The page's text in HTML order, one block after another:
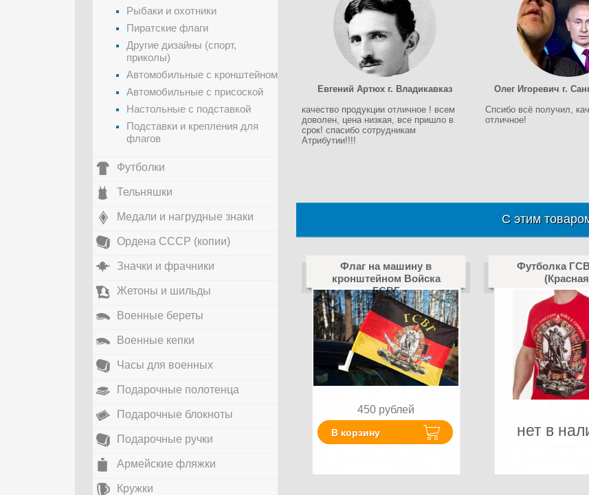
Евгений Артюх г. Владикавказ
качество продукции отличное ! всем
доволен, цена низкая, все пришло в
срок! спасибо сотрудникам
Атрибутии!!!!
Олег Игоревич г.
Спсибо всё получил,
отличное!
С этим
Флаг на машину в
кронштейном Войска
ГСВГ
450 рублей
В корзину
Футболка
нет в
Рыбаки и охотники
Пиратские флаги
Другие дизайны (спорт,
приколы)
Автомобильные с кронштейном
Автомобильные с присоской
Настольные с подставкой
Подставки и крепления для
флагов
Футболки
Тельняшки
Медали и нагрудные знаки
Ордена СССР (копии)
Значки и фрачники
Жетоны и шильды
Военные береты
Военные кепки
Часы для военных
Подарочные полотенца
Подарочные блокноты
Подарочные ручки
Армейские фляжки
Кружки